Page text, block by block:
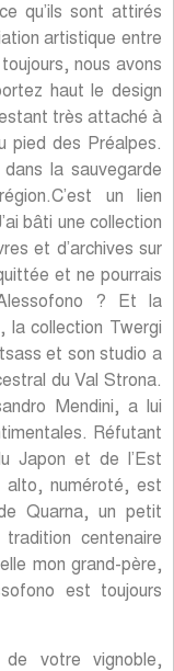
qu’ils sont attirés
artistique entre
nous avons
haut le design
très attaché à
pied des Préalpes.
la sauvegarde
un lien
bâti une collection
et d’archives sur
et ne pourrais
? Et la
la collection Twergi
et son studio a
du Val Strona.
Mendini, a lui
Réfutant
Japon et de l’Est
alto, numéroté, est
Quarna, un petit
centenaire
mon grand-père,
est toujours
de votre vignoble,